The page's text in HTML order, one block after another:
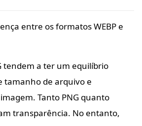
entre os formatos WEBP e
tendem a ter um equilíbrio
tamanho de arquivo e
Tanto PNG quanto
transparência. No entanto,